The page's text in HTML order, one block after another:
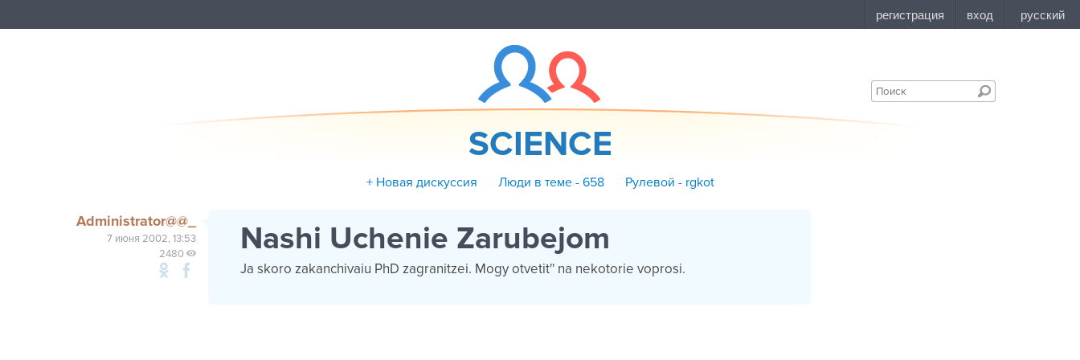
SCIENCE
+ Новая дискуссия Люди в теме - 658 Рулевой - rgkot
Administrator@@_
7 июня 2002, 13:53
2480
Nashi Uchenie Zarubejom
Ja skoro zakanchivaiu PhD zagranitzei. Mogy otvetit'' na nekotorie voprosi.